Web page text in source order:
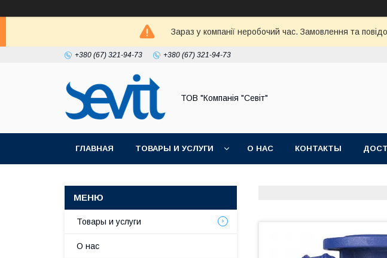
Зараз у компанії неробочий час. Замовлення та
+380 (67) 321-94-73 +380 (67) 321-94-73
ТОВ "Компанія "Севіт"
ГЛАВНАЯ ТОВАРЫ И УСЛУГИ О НАС КОНТАКТЫ
Товары и услуги
О нас